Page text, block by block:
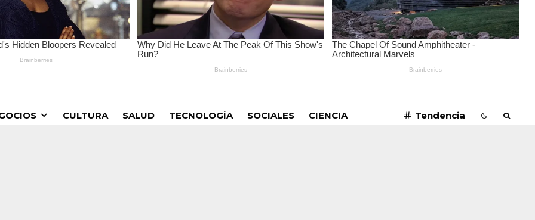
CULTURA SALUD TECNOLOGÍA SOCIALES CIENCIA Tendencia